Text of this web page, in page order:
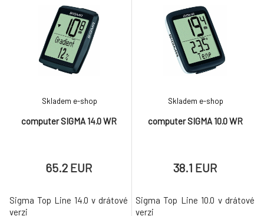
computer SIGMA 14.0 WR
Skladem e-shop
65.2 EUR
Sigma Top Line 14.0 v drátové
verzi
computer SIGMA 10.0 WR
Skladem e-shop
38.1 EUR
Sigma Top Line 10.0 v drátové
verzi